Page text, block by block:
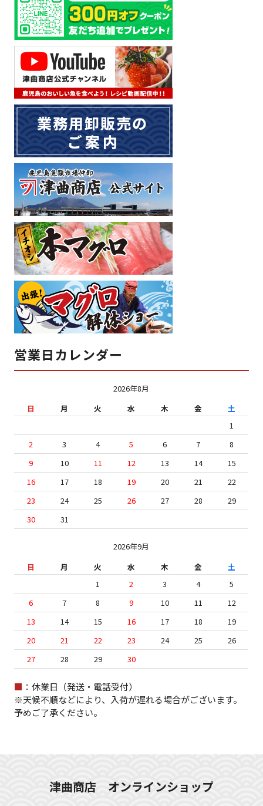
営業日カレンダー
2026年8月
日
月 火 水 木 金
土
1
2
3 4 5 6 7
8
9
10 11 12 13 14
15
16
17 18 19 20 21
22
23
24 25 26 27 28
29
30
31
2026年9月
日
月 火 水 木 金
土
1
2 3 4
5
6
7 8 9 10 11
12
13
14 15 16 17 18
19
20
21 22 23 24 25
26
27
28 29 30
■ ：休業日（発送・電話受付）
※天候不順などにより、入荷が遅れる場合がございます。
予めご了承ください。
津曲商店 オンラインショップ